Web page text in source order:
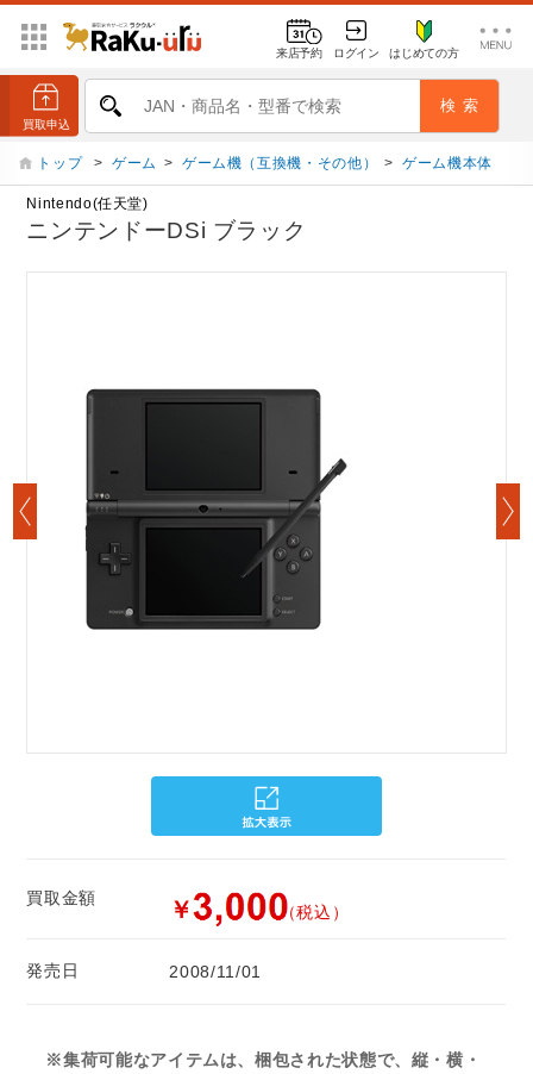
来店予約 ログイン はじめての方
トップ > ゲーム > ゲーム機（互換機・その他） > ゲーム機本体
Nintendo(任天堂)
ニンテンドーDSi ブラック
買取金額 ￥ （税込）
発売日 2008/11/01
※集荷可能なアイテムは、梱包された状態で、縦・横・